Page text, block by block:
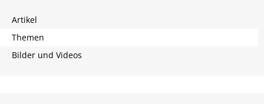
Artikel
Themen
Bilder und Videos